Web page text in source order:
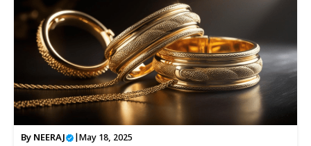
By NEERAJ May 18, 2025